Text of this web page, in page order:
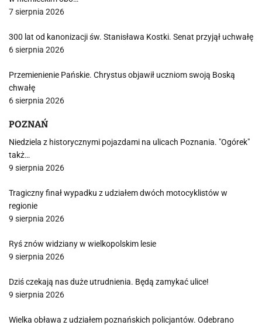
7 sierpnia 2026
300 lat od kanonizacji św. Stanisława Kostki. Senat przyjął uchwałę
6 sierpnia 2026
Przemienienie Pańskie. Chrystus objawił uczniom swoją Boską
chwałę
6 sierpnia 2026
POZNAŃ
Niedziela z historycznymi pojazdami na ulicach Poznania. "Ogórek"
takż…
9 sierpnia 2026
Tragiczny finał wypadku z udziałem dwóch motocyklistów w
regionie
9 sierpnia 2026
Ryś znów widziany w wielkopolskim lesie
9 sierpnia 2026
Dziś czekają nas duże utrudnienia. Będą zamykać ulice!
9 sierpnia 2026
Wielka obława z udziałem poznańskich policjantów. Odebrano